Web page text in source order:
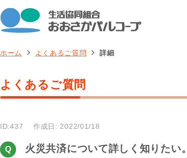
ホーム よくあるご質問 詳細
よくあるご質問
ID:437 作成日: 2022/01/18
火災共済について詳しく知りたい。